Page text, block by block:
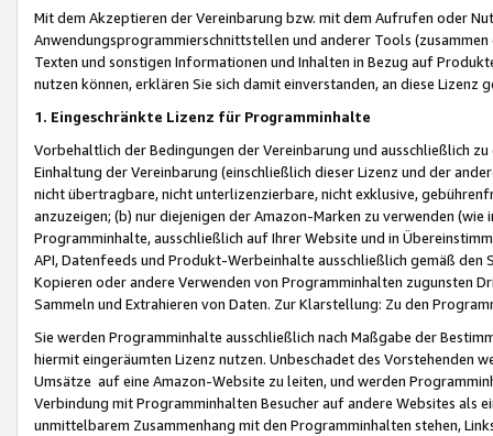
Mit dem Akzeptieren der Vereinbarung bzw. mit dem Aufrufen oder
Anwendungsprogrammierschnittstellen und anderer Tools (zusammen
Texten und sonstigen Informationen und Inhalten in Bezug auf
nutzen können, erklären Sie sich damit einverstanden, an diese Lizenz
1. Eingeschränkte Lizenz für Programminhalte
Vorbehaltlich der Bedingungen der Vereinbarung und ausschließlich
Einhaltung der Vereinbarung (einschließlich dieser Lizenz und der
nicht übertragbare, nicht unterlizenzierbare, nicht exklusive,
anzuzeigen; (b) nur diejenigen der Amazon-Marken zu verwenden
Programminhalte, ausschließlich auf Ihrer Website und in
API, Datenfeeds und Produkt-Werbeinhalte ausschließlich gemäß
Kopieren oder andere Verwenden von Programminhalten zugunsten
Sammeln und Extrahieren von Daten. Zur Klarstellung: Zu den
Sie werden Programminhalte ausschließlich nach Maßgabe der
hiermit eingeräumten Lizenz nutzen. Unbeschadet des Vorstehenden
Umsätze auf eine Amazon-Website zu leiten, und werden
Verbindung mit Programminhalten Besucher auf andere Websites als
unmittelbarem Zusammenhang mit den Programminhalten stehen,